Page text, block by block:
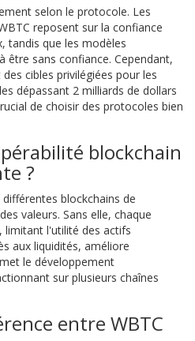
selon le protocole. Les
reposent sur la confiance
tandis que les modèles
être sans confiance. Cependant,
cibles privilégiées pour les
dépassant 2 milliards de dollars
de choisir des protocoles bien
blockchain
?
blockchains de
valeurs. Sans elle, chaque
limitant l'utilité des actifs
aux liquidités, améliore
le développement
sur plusieurs chaînes
entre WBTC